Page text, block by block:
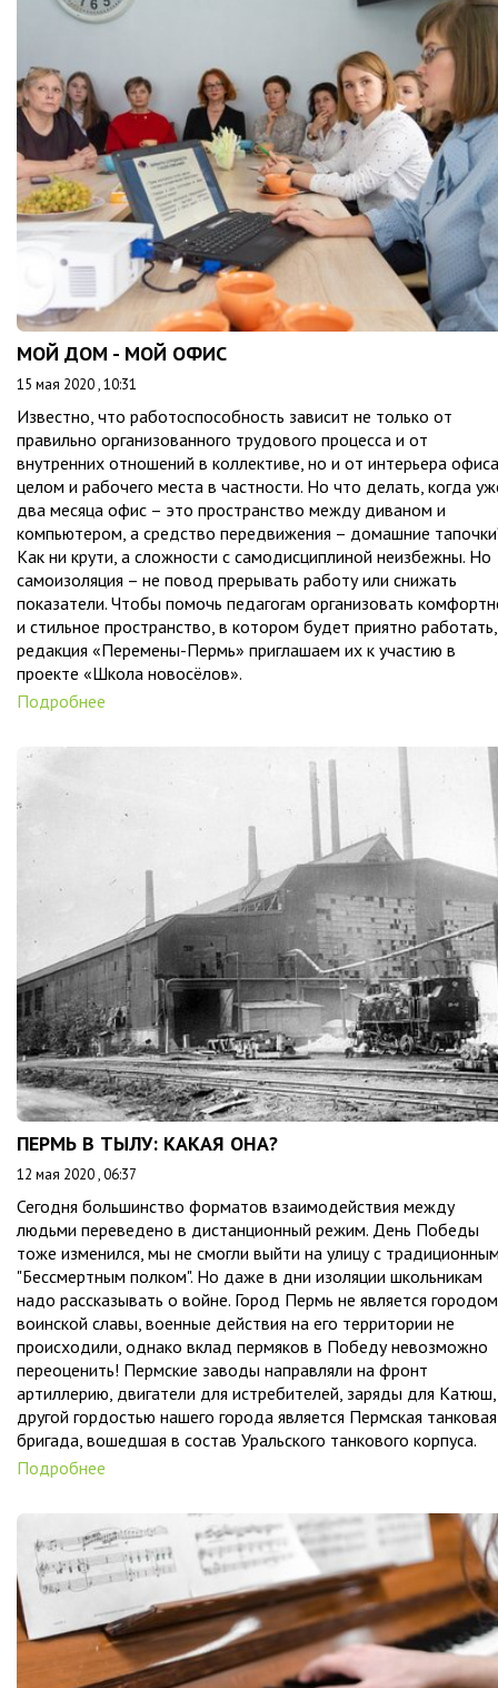
МОЙ ДОМ - МОЙ ОФИС
15 мая 2020 , 10:31
Известно, что работоспособность зависит не только от
правильно организованного трудового процесса и от
внутренних отношений в коллективе, но и от интерьера
целом и рабочего места в частности. Но что делать, когда
два месяца офис – это пространство между диваном и
компьютером, а средство передвижения – домашние
Как ни крути, а сложности с самодисциплиной неизбежны. Но
самоизоляция – не повод прерывать работу или снижать
показатели. Чтобы помочь педагогам организовать
и стильное пространство, в котором будет приятно работать,
редакция «Перемены-Пермь» приглашаем их к участию в
проекте «Школа новосёлов».
Подробнее
ПЕРМЬ В ТЫЛУ: КАКАЯ ОНА?
12 мая 2020 , 06:37
Сегодня большинство форматов взаимодействия между
людьми переведено в дистанционный режим. День Победы
тоже изменился, мы не смогли выйти на улицу с
"Бессмертным полком". Но даже в дни изоляции школьникам
надо рассказывать о войне. Город Пермь не является городом
воинской славы, военные действия на его территории не
происходили, однако вклад пермяков в Победу невозможно
переоценить! Пермские заводы направляли на фронт
артиллерию, двигатели для истребителей, заряды для Катюш,
другой гордостью нашего города является Пермская танковая
бригада, вошедшая в состав Уральского танкового корпуса.
Подробнее